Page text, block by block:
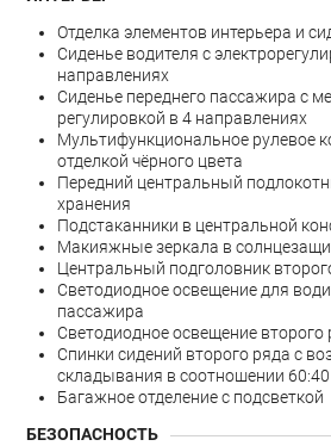
Отделка элементов интерьера и
Сиденье водителя с
направлениях
Сиденье переднего пассажира с
регулировкой в 4 направлениях
Мультифункциональное рулевое
отделкой чёрного цвета
Передний центральный
хранения
Подстаканники в центральной
Макияжные зеркала в
Центральный подголовник
Светодиодное освещение для
пассажира
Светодиодное освещение второго
Спинки сидений второго ряда с
складывания в соотношении 60:40
Багажное отделение с подсветкой
БЕЗОПАСНОСТЬ